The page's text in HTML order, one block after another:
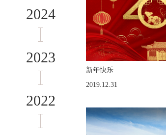
2024
2023
2022
新年快乐
2019.12.31